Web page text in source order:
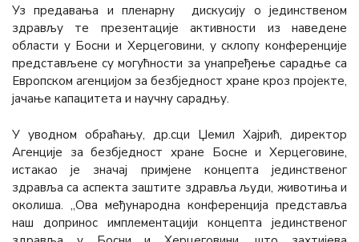
Уз предавања и пленарну дискусију о јединственом
здрављу те презентације активности из наведене
области у Босни и Херцеговини, у склопу конференције
представљене су могућности за унапређење сарадње са
Европском агенцијом за безбједност хране кроз пројекте,
јачање капацитета и научну сарадњу.
У уводном обраћању, др.сци Џемил Хајрић, директор
Агенције за безбједност хране Босне и Херцеговине,
истакао је значај примјене концепта јединственог
здравља са аспекта заштите здравља људи, животиња и
околиша. „Ова међународна конференција представља
наш допринос имплементацији концепта јединственог